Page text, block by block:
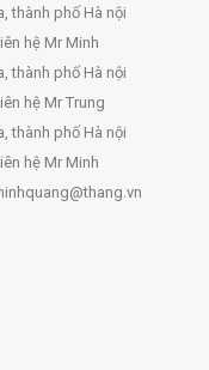
thành phố Hà nội
hệ Mr Minh
thành phố Hà nội
hệ Mr Trung
thành phố Hà nội
hệ Mr Minh